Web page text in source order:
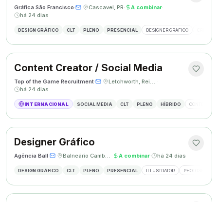
Gráfica São Francisco· · Cascavel, PR· A combinar·
há 24 dias
DESIGN GRÁFICO CLT PLENO PRESENCIAL DESIGNER GRÁFICO
Content Creator / Social Media
Top of the Game Recruitment· · Letchworth, Reino Unido ·
há 24 dias
INTERNACIONAL SOCIAL MEDIA CLT PLENO HÍBRIDO CONTENT
Designer Gráfico
Agência Ball· · Balneário Camboriú, SC · A combinar· há 24 dias
DESIGN GRÁFICO CLT PLENO PRESENCIAL ILLUSTRATOR PHOTOSHOP